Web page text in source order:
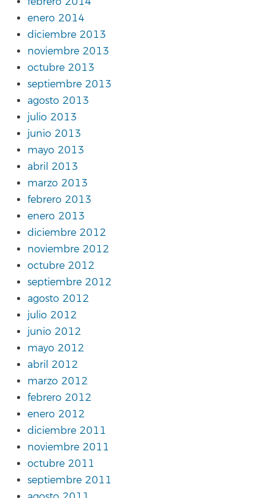
enero 2014
diciembre 2013
noviembre 2013
octubre 2013
septiembre 2013
agosto 2013
julio 2013
junio 2013
mayo 2013
abril 2013
marzo 2013
febrero 2013
enero 2013
diciembre 2012
noviembre 2012
octubre 2012
septiembre 2012
agosto 2012
julio 2012
junio 2012
mayo 2012
abril 2012
marzo 2012
febrero 2012
enero 2012
diciembre 2011
noviembre 2011
octubre 2011
septiembre 2011